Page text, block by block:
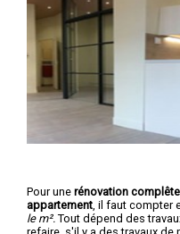
Pour une rénovation
appartement , il faut compter
le m². Tout dépend des